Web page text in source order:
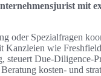
mit
oder Spezialfragen
Kanzleien wie
steuert
Beratung kosten- und